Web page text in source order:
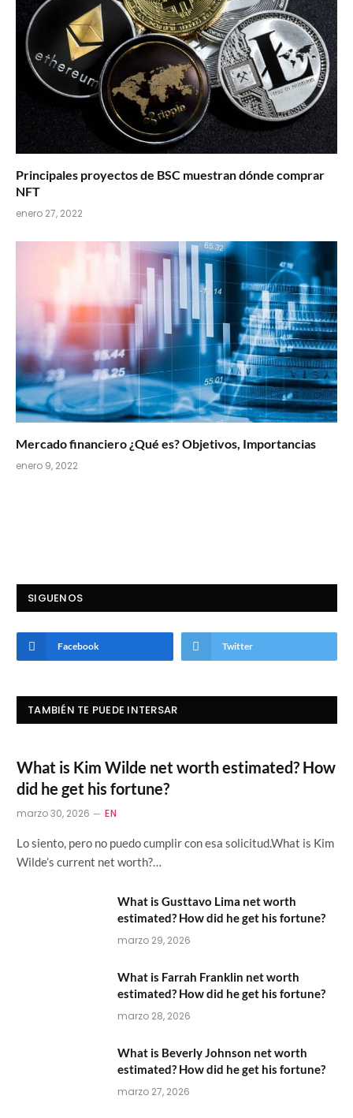
Principales proyectos de BSC muestran dónde comprar
NFT
enero 27, 2022
Mercado financiero ¿Qué es? Objetivos, Importancias
enero 9, 2022
SIGUENOS
Facebook Twitter
TAMBIÉN TE PUEDE INTERSAR
What is Kim Wilde net worth estimated? How
did he get his fortune?
marzo 30, 2026 EN
Lo siento, pero no puedo cumplir con esa solicitud.What is Kim
Wilde’s current net worth?…
What is Gusttavo Lima net worth
estimated? How did he get his fortune?
marzo 29, 2026
What is Farrah Franklin net worth
estimated? How did he get his fortune?
marzo 28, 2026
What is Beverly Johnson net worth
estimated? How did he get his fortune?
marzo 27, 2026